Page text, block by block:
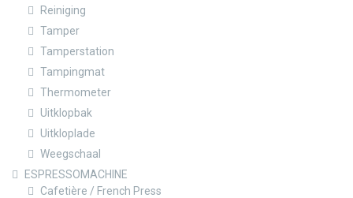
Reiniging
Tamper
Tamperstation
Tampingmat
Thermometer
Uitklopbak
Uitkloplade
Weegschaal
ESPRESSOMACHINE
Cafetière / French Press